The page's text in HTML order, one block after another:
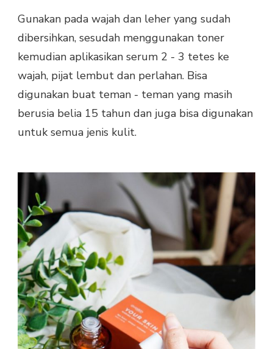
Gunakan pada wajah dan leher yang sudah
dibersihkan, sesudah menggunakan toner
kemudian aplikasikan serum 2 - 3 tetes ke
wajah, pijat lembut dan perlahan. Bisa
digunakan buat teman - teman yang masih
berusia belia 15 tahun dan juga bisa digunakan
untuk semua jenis kulit.